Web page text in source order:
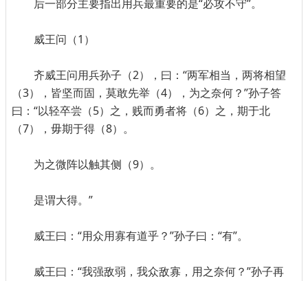
后一部分主要指出用兵最重要的是“必攻不守”。
威王问（1）
齐威王问用兵孙子（2），曰：“两军相当，两将相望
（3），皆坚而固，莫敢先举（4），为之奈何？”孙子答
曰：“以轻卒尝（5）之，贱而勇者将（6）之，期于北
（7），毋期于得（8）。
为之微阵以触其侧（9）。
是谓大得。”
威王曰：“用众用寡有道乎？”孙子曰：“有”。
威王曰：“我强敌弱，我众敌寡，用之奈何？”孙子再